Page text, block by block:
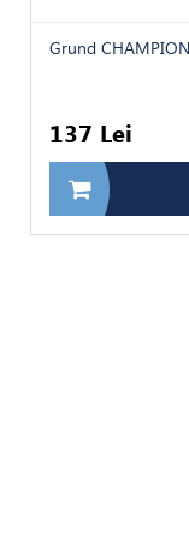
Grund
137 Lei